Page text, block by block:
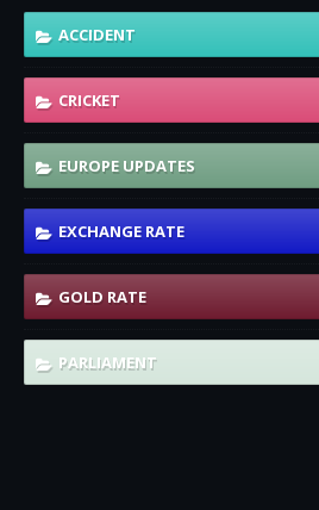
ACCIDENT
CRICKET
EUROPE UPDATES
EXCHANGE RATE
GOLD RATE
PARLIAMENT